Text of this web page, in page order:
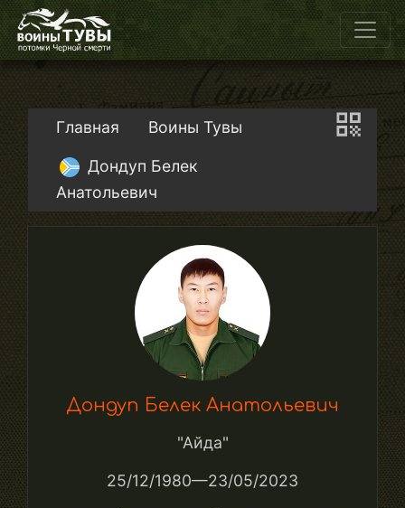
Главная Воины Тувы
Дондуп Белек
Анатольевич
Дондуп Белек Анатольевич
"Айда"
25/12/1980—23/05/2023